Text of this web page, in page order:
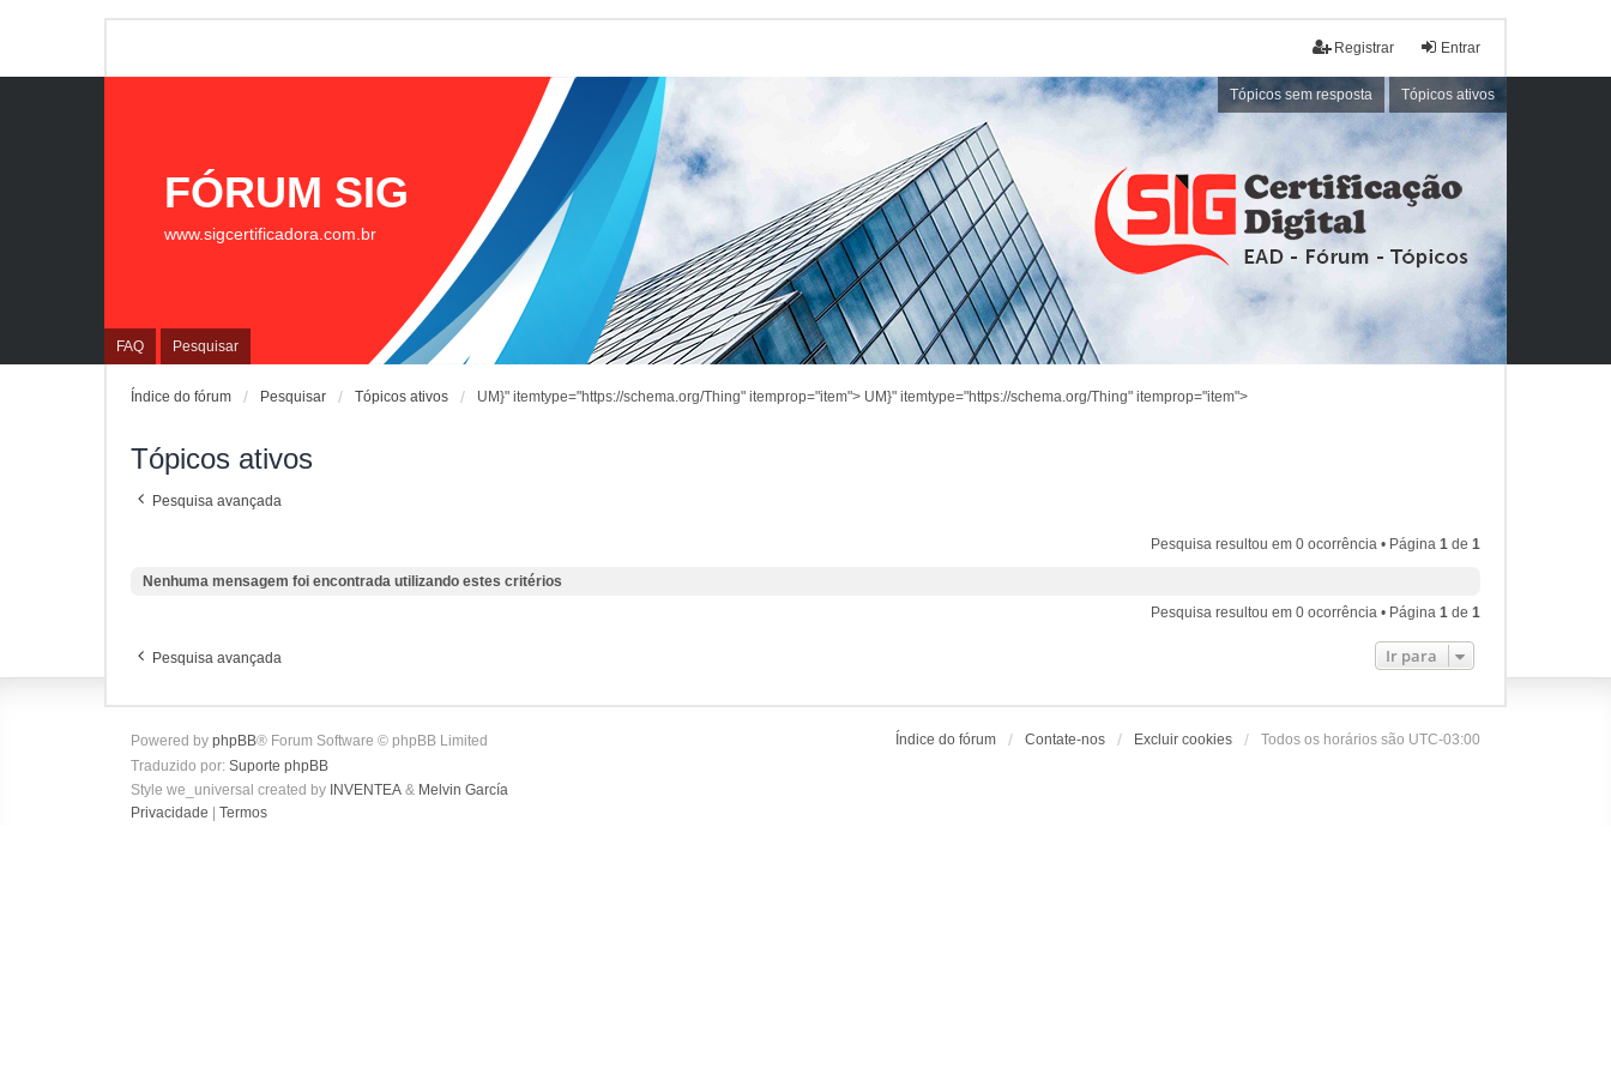
Entrar
Registrar
Tópicos sem resposta Tópicos ativos
FAQ Pesquisar
FÓRUM SIG
www.sigcertificadora.com.br
Índice do fórum Pesquisar UM}" itemtype="https://schema.org/Thing" itemprop="item">
Tópicos ativos UM}" itemtype="https://schema.org/Thing" itemprop="item">
Tópicos ativos
Pesquisa avançada
Pesquisa resultou em 0 ocorrência • Página 1 de 1
Nenhuma mensagem foi encontrada utilizando estes critérios
Pesquisa resultou em 0 ocorrência • Página 1 de 1
Pesquisa avançada Ir para
Índice do fórum Contate-nos Excluir cookies Todos os horários são UTC-03:00
Powered by phpBB® Forum Software © phpBB Limited
Traduzido por: Suporte phpBB
Style we_universal created by INVENTEA & Melvin García
Privacidade
Termos